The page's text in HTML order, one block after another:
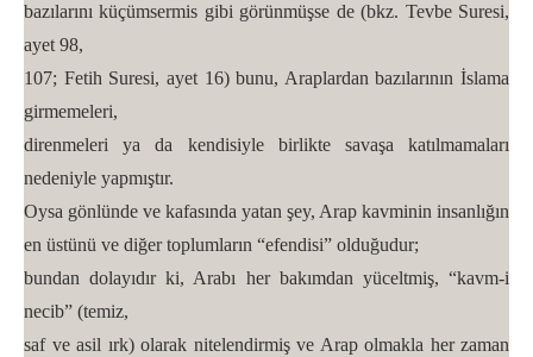
bazılarını küçümsermis gibi görünmüşse de (bkz. Tevbe Suresi,
ayet 98,
107; Fetih Suresi, ayet 16) bunu, Araplardan bazılarının İslama
girmemeleri,
direnmeleri ya da kendisiyle birlikte savaşa katılmamaları
nedeniyle yapmıştır.
Oysa gönlünde ve kafasında yatan şey, Arap kavminin insanlığın
en üstünü ve diğer toplumların “efendisi” olduğudur;
bundan dolayıdır ki, Arabı her bakımdan yüceltmiş, “kavm-i
necib” (temiz,
saf ve asil ırk) olarak nitelendirmiş ve Arap olmakla her zaman